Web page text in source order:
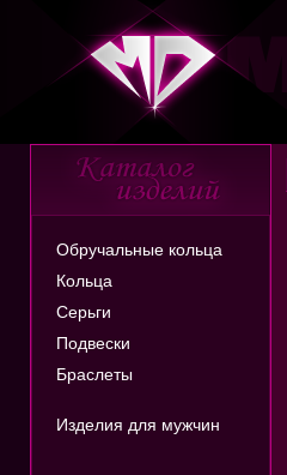
Обручальные кольца
Кольца
Серьги
Подвески
Браслеты
Изделия для мужчин